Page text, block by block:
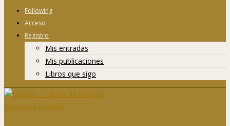
Following
Acceso
Registro
Mis entradas
Mis publicaciones
Libros que sigo